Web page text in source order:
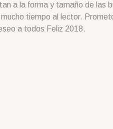
a la forma y tamaño de las
tiempo al lector.
a todos Feliz 2018.